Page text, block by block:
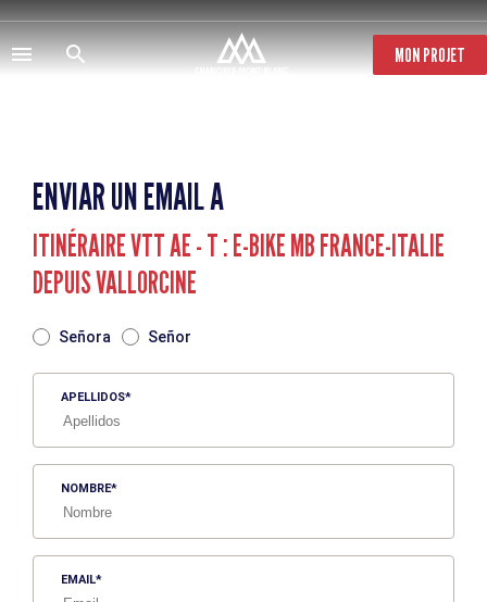
Pasar
al
contenido
principal
MON PROJET
ENVIAR UN EMAIL A
ITINÉRAIRE VTT AE - T : E-BIKE MB FRANCE-ITALIE
DEPUIS VALLORCINE
Señora Señor
APELLIDOS
NOMBRE
EMAIL